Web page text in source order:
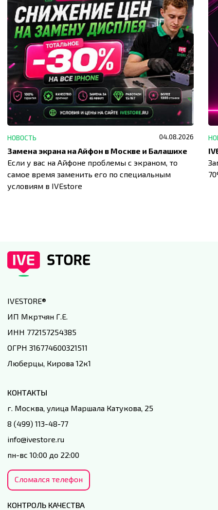
НОВОСТЬ 04.08.2026
Замена экрана на Айфон в Москве и Балашихе
Если у вас на Айфоне проблемы с экраном, то
самое время заменить его по специальным
условиям в IVEstore
IVESTORE®
ИП Мкртчян Г.Е.
ИНН 772157254385
ОГРН 316774600321511
Люберцы, Кирова 12к1
КОНТАКТЫ
г. Москва, улица Маршала Катукова, 25
8 (499) 113-48-77
info@ivestore.ru
пн-вс 10:00 до 22:00
Сломался телефон
КОНТРОЛЬ КАЧЕСТВА